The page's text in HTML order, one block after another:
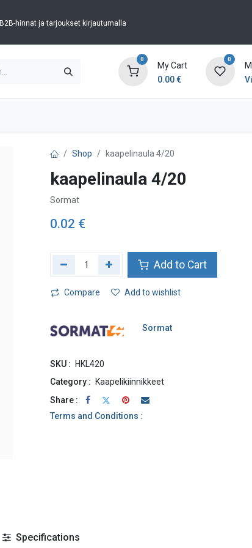
B2B-hinnat ja tarjoukset kirjautumalla
0
My Cart
0.00€
0
Shop kaapelinaula 4/20
kaapelinaula 4/20
Sormat
0.02 €
Add to Cart
Compare Add to wishlist
Sormat
SKU :
HKL420
Category :
Kaapelikiinnikkeet
Share :
Terms and Conditions :
Specifications